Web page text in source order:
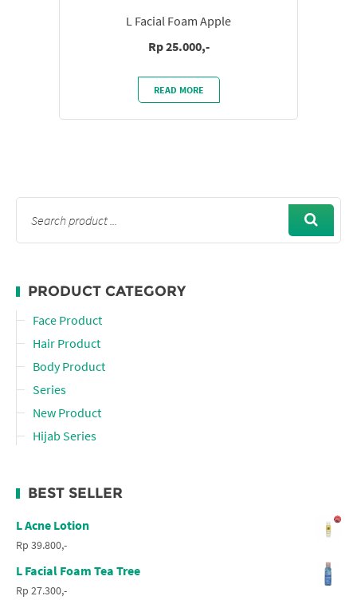
L Facial Foam Apple
Rp 25.000,-
READ MORE
PRODUCT CATEGORY
Face Product
Hair Product
Body Product
Series
New Product
Hijab Series
BEST SELLER
L Acne Lotion
Rp 39.800,-
L Facial Foam Tea Tree
Rp 27.300,-